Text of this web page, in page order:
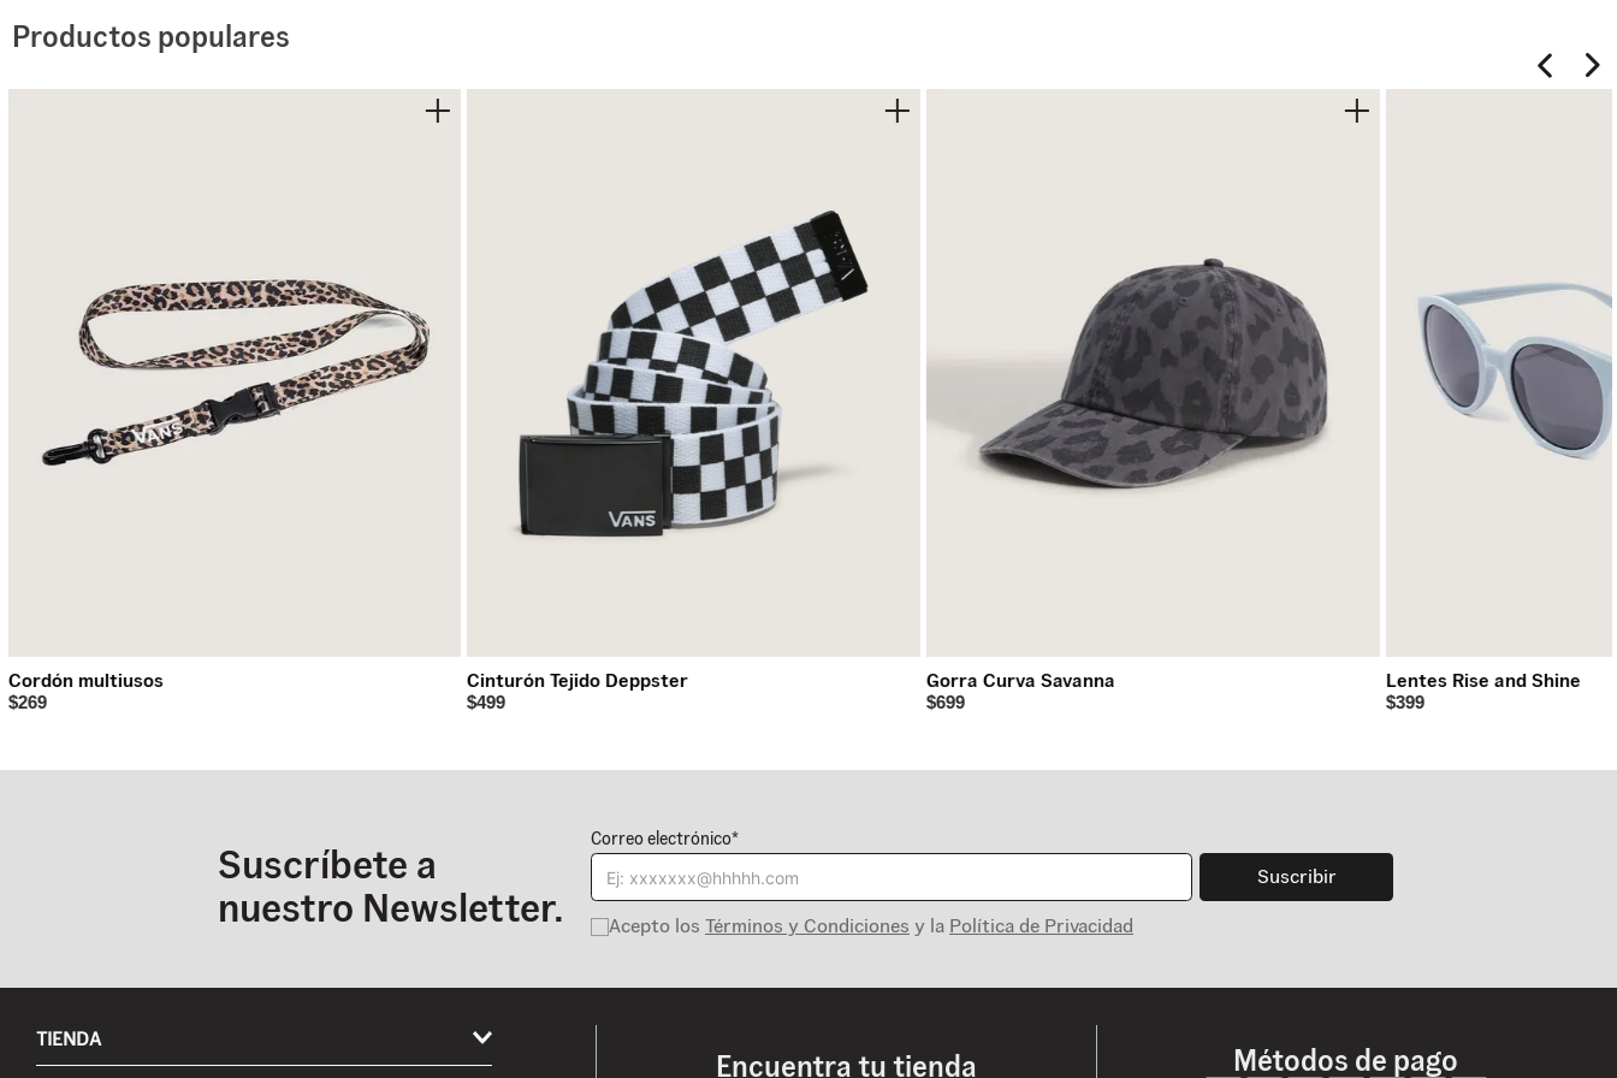
el look y la sensación original-Icónica insignia Sidestripe™
Productos populares
Cordón multiusos
$269
Cinturón Tejido Deppster
$499
Gorra Curva Savanna
$699
Lentes Rise and Shine
$399
Suscríbete a
nuestro Newsletter.
Correo electrónico*
Suscribir
Acepto los Términos y Condiciones y la Política de Privacidad
TIENDA
Encuentra tu tienda Métodos de pago